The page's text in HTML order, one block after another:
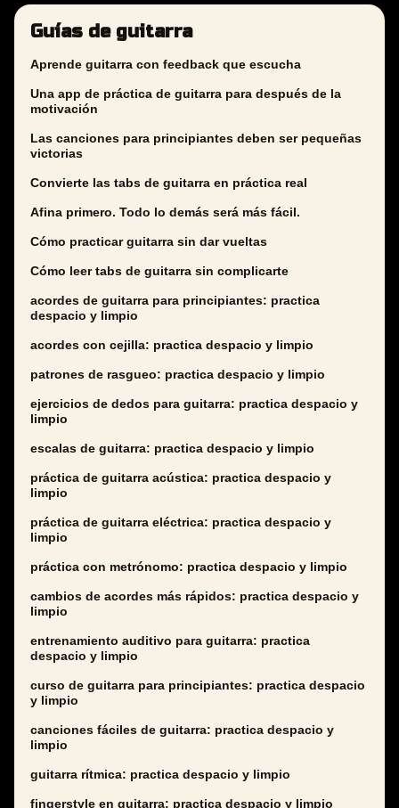
Guías de guitarra
Aprende guitarra con feedback que escucha
Una app de práctica de guitarra para después de la
motivación
Las canciones para principiantes deben ser pequeñas
victorias
Convierte las tabs de guitarra en práctica real
Afina primero. Todo lo demás será más fácil.
Cómo practicar guitarra sin dar vueltas
Cómo leer tabs de guitarra sin complicarte
acordes de guitarra para principiantes: practica
despacio y limpio
acordes con cejilla: practica despacio y limpio
patrones de rasgueo: practica despacio y limpio
ejercicios de dedos para guitarra: practica despacio y
limpio
escalas de guitarra: practica despacio y limpio
práctica de guitarra acústica: practica despacio y
limpio
práctica de guitarra eléctrica: practica despacio y
limpio
práctica con metrónomo: practica despacio y limpio
cambios de acordes más rápidos: practica despacio y
limpio
entrenamiento auditivo para guitarra: practica
despacio y limpio
curso de guitarra para principiantes: practica despacio
y limpio
canciones fáciles de guitarra: practica despacio y
limpio
guitarra rítmica: practica despacio y limpio
fingerstyle en guitarra: practica despacio y limpio